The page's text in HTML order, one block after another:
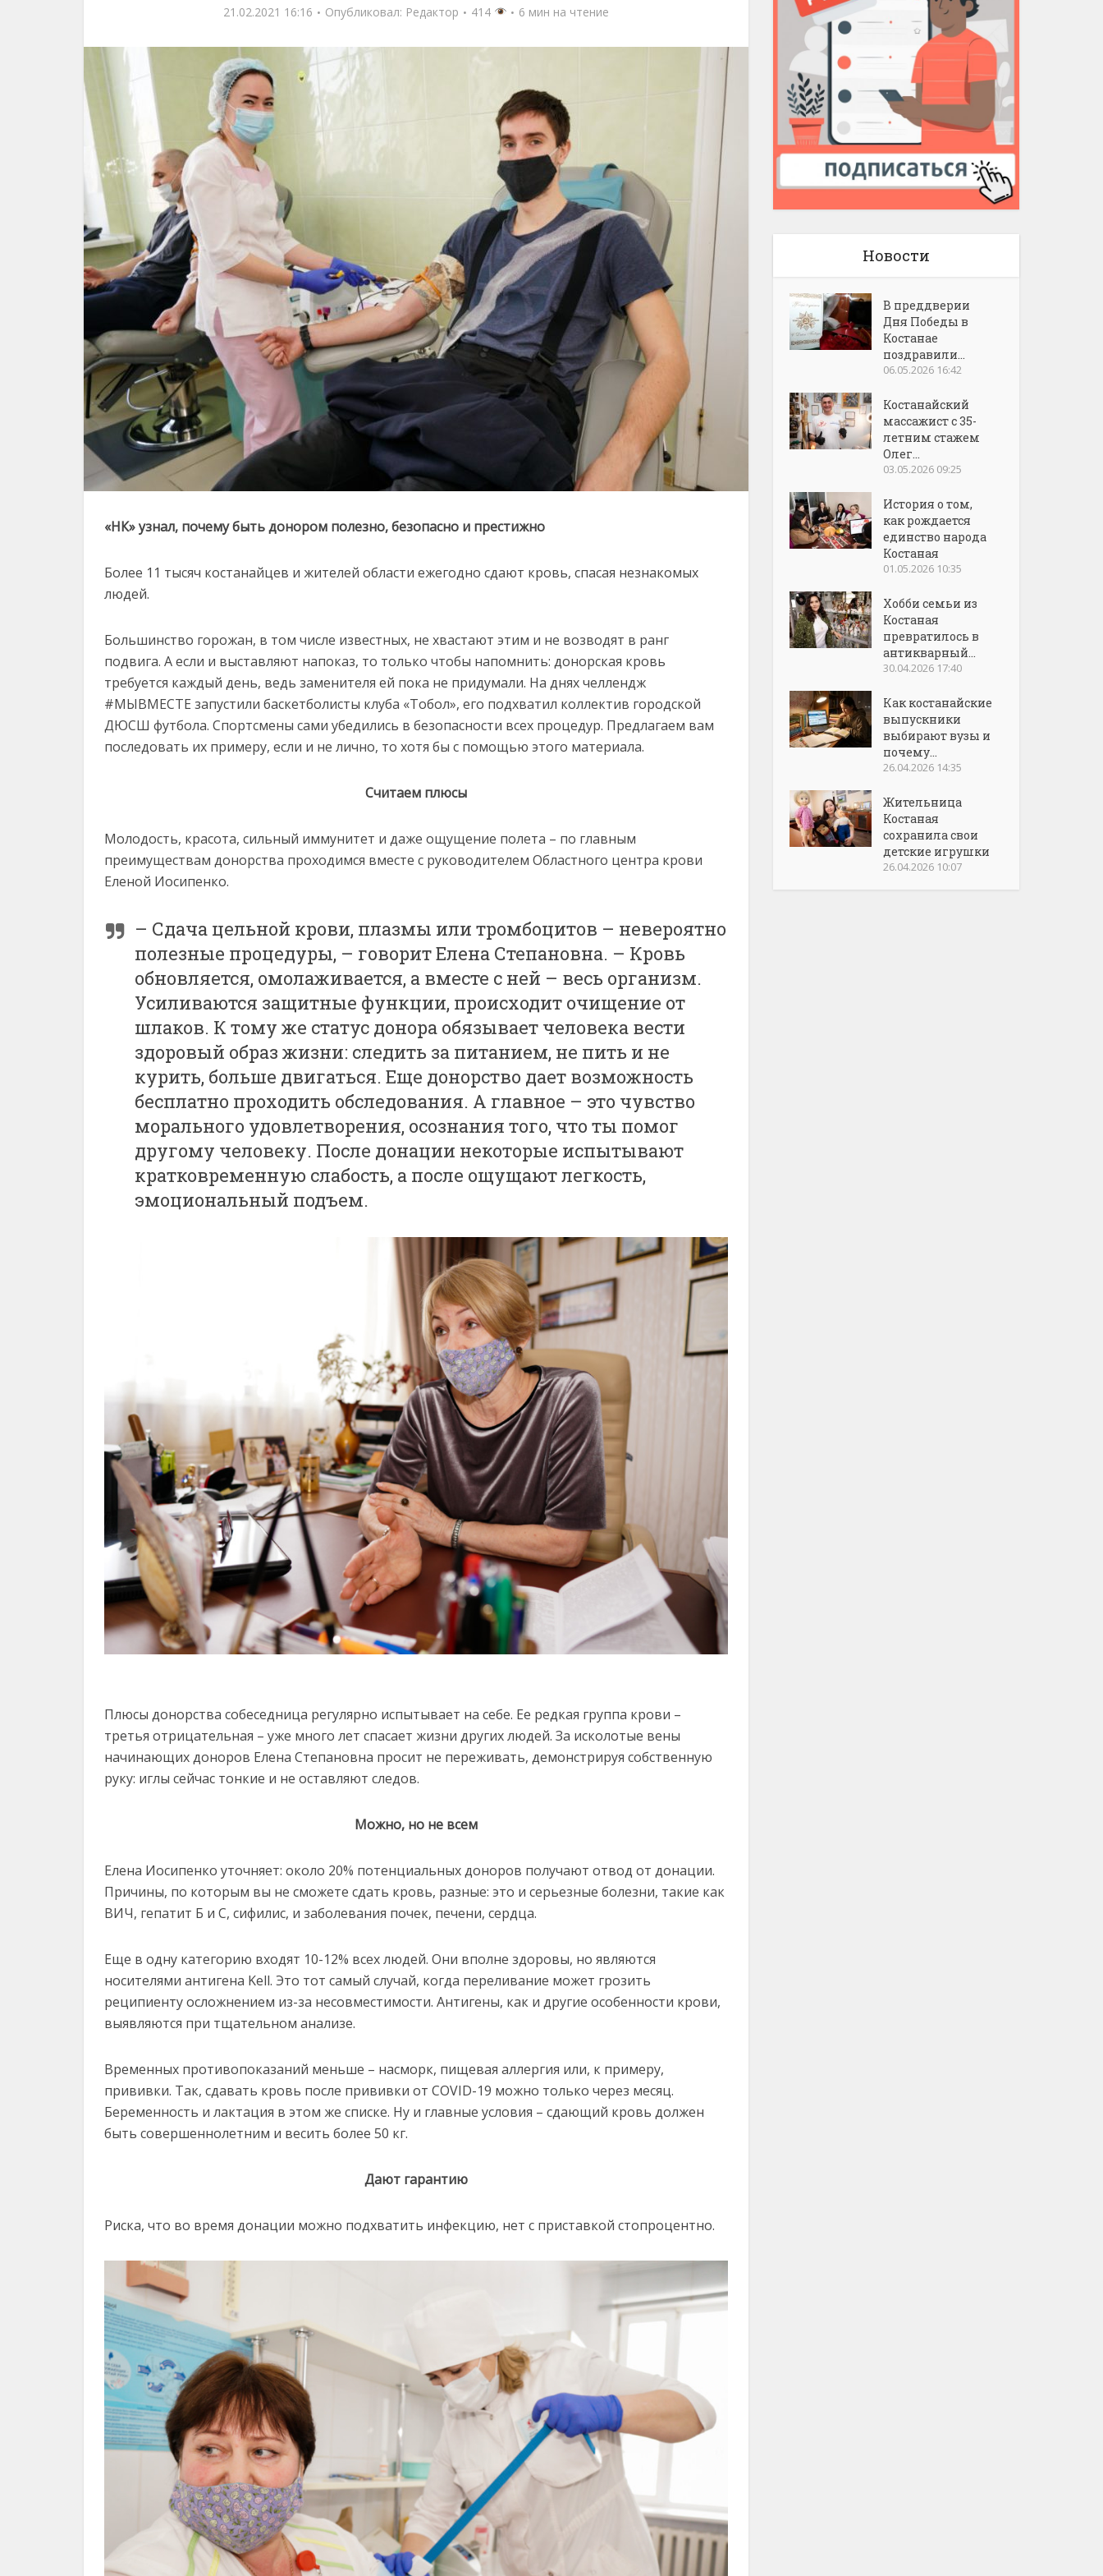
21.02.2021 16:16 Опубликовал: Редактор 414 6 мин на чтение
«НК» узнал, почему быть донором полезно, безопасно и престижно
Более 11 тысяч костанайцев и жителей области ежегодно сдают кровь, спасая незнакомых
людей.
Большинство горожан, в том числе известных, не хвастают этим и не возводят в ранг
подвига. А если и выставляют напоказ, то только чтобы напомнить: донорская кровь
требуется каждый день, ведь заменителя ей пока не придумали. На днях челлендж
#МЫВМЕСТЕ запустили баскетболисты клуба «Тобол», его подхватил коллектив городской
ДЮСШ футбола. Спортсмены сами убедились в безопасности всех процедур. Предлагаем вам
последовать их примеру, если и не лично, то хотя бы с помощью этого материала.
Считаем плюсы
Молодость, красота, сильный иммунитет и даже ощущение полета – по главным
преимуществам донорства проходимся вместе с руководителем Областного центра крови
Еленой Иосипенко.
– Сдача цельной крови, плазмы или тромбоцитов – невероятно
полезные процедуры, – говорит Елена Степановна. – Кровь
обновляется, омолаживается, а вместе с ней – весь организм.
Усиливаются защитные функции, происходит очищение от
шлаков. К тому же статус донора обязывает человека вести
здоровый образ жизни: следить за питанием, не пить и не
курить, больше двигаться. Еще донорство дает возможность
бесплатно проходить обследования. А главное – это чувство
морального удовлетворения, осознания того, что ты помог
другому человеку. После донации некоторые испытывают
кратковременную слабость, а после ощущают легкость,
эмоциональный подъем.
Плюсы донорства собеседница регулярно испытывает на себе. Ее редкая группа крови –
третья отрицательная – уже много лет спасает жизни других людей. За исколотые вены
начинающих доноров Елена Степановна просит не переживать, демонстрируя собственную
руку: иглы сейчас тонкие и не оставляют следов.
Можно, но не всем
Елена Иосипенко уточняет: около 20% потенциальных доноров получают отвод от донации.
Причины, по которым вы не сможете сдать кровь, разные: это и серьезные болезни, такие как
ВИЧ, гепатит Б и С, сифилис, и заболевания почек, печени, сердца.
Еще в одну категорию входят 10-12% всех людей. Они вполне здоровы, но являются
носителями антигена Kell. Это тот самый случай, когда переливание может грозить
реципиенту осложнением из-за несовместимости. Антигены, как и другие особенности крови,
выявляются при тщательном анализе.
Временных противопоказаний меньше – насморк, пищевая аллергия или, к примеру,
прививки. Так, сдавать кровь после прививки от COVID-19 можно только через месяц.
Беременность и лактация в этом же списке. Ну и главные условия – сдающий кровь должен
быть совершеннолетним и весить более 50 кг.
Дают гарантию
Риска, что во время донации можно подхватить инфекцию, нет с приставкой стопроцентно.
Новости
В преддверии
Дня Победы в
Костанае
поздравили...
06.05.2026 16:42
Костанайский
массажист с 35-
летним стажем
Олег...
03.05.2026 09:25
История о том,
как рождается
единство народа
Костаная
01.05.2026 10:35
Хобби семьи из
Костаная
превратилось в
антикварный...
30.04.2026 17:40
Как костанайские
выпускники
выбирают вузы и
почему...
26.04.2026 14:35
Жительница
Костаная
сохранила свои
детские игрушки
26.04.2026 10:07